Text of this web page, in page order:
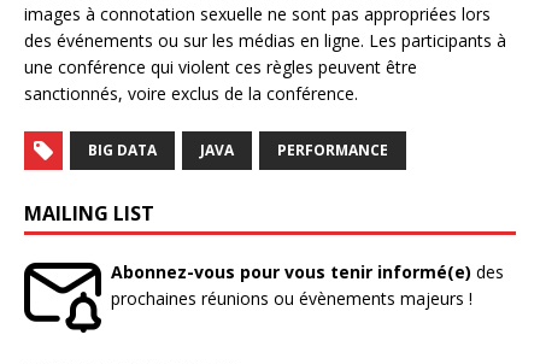
images à connotation sexuelle ne sont pas appropriées lors
des événements ou sur les médias en ligne. Les participants à
une conférence qui violent ces règles peuvent être
sanctionnés, voire exclus de la conférence.
BIG DATA JAVA PERFORMANCE
MAILING LIST
Abonnez-vous pour vous tenir informé(e) des
prochaines réunions ou évènements majeurs !